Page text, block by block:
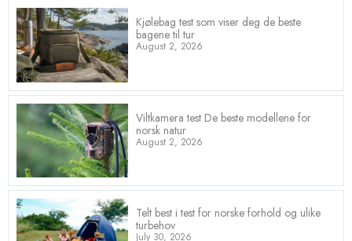
Kjølebag test som viser deg de beste
bagene til tur
August 2, 2026
Viltkamera test De beste modellene for
norsk natur
August 2, 2026
Telt best i test for norske forhold og ulike
turbehov
July 30, 2026